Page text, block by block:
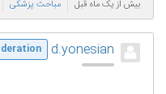
بیش از یک ماه قبل مباحث پزشکی
d.yonesian